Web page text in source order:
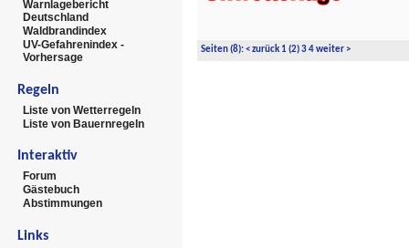
Warnlagebericht
Deutschland
Waldbrandindex
UV-Gefahrenindex -
Vorhersage
Regeln
Liste von Wetterregeln
Liste von Bauernregeln
Interaktiv
Forum
Gästebuch
Abstimmungen
Links
Seiten(8):<zurück 1(2)34weiter >